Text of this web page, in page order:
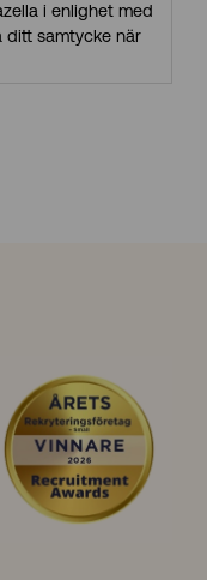
i enlighet med
ditt samtycke när